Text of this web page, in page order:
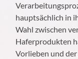
hauptsächlich in
Wahl zwischen
Haferprodukten
Vorlieben und